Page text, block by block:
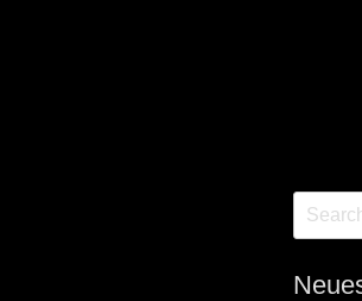
Search
for: